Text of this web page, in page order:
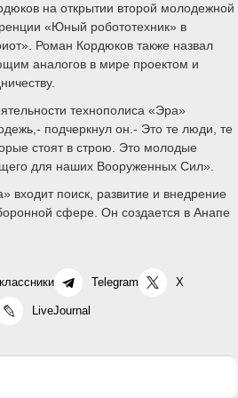
на открытии второй молодежной
«Юный робототехник» в
Роман Кордюков также назвал
аналогов в мире проектом и
технополиса «Эра»
подчеркнул он.- Это те люди, те
стоят в строю. Это молодые
для наших Вооруженных Сил».
входит поиск, развитие и внедрение
сфере. Он создается в Анапе
Telegram X
LiveJournal